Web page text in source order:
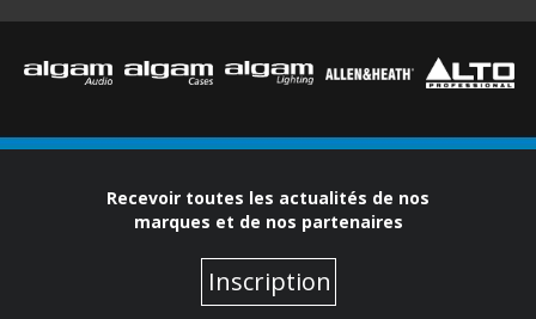
Recevoir toutes les actualités de nos
marques et de nos partenaires
Inscription